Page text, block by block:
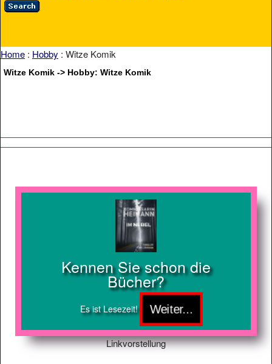
Home : Hobby : Witze Komik
Witze Komik -> Hobby: Witze Komik
Kennen Sie schon die
Bücher?
Es ist Lesezeit!
Linkvorstellung